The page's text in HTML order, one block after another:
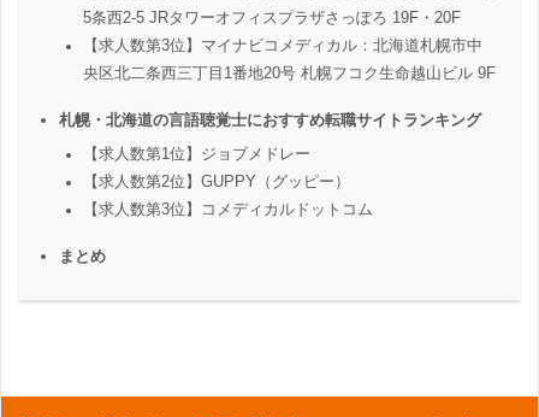
5条西2-5 JRタワーオフィスプラザさっぽろ 19F・20F
【求人数第3位】マイナビコメディカル：北海道札幌市中
央区北二条西三丁目1番地20号 札幌フコク生命越山ビル 9F
札幌・北海道の言語聴覚士におすすめ転職サイトランキング
【求人数第1位】ジョブメドレー
【求人数第2位】GUPPY（グッピー）
【求人数第3位】コメディカルドットコム
まとめ